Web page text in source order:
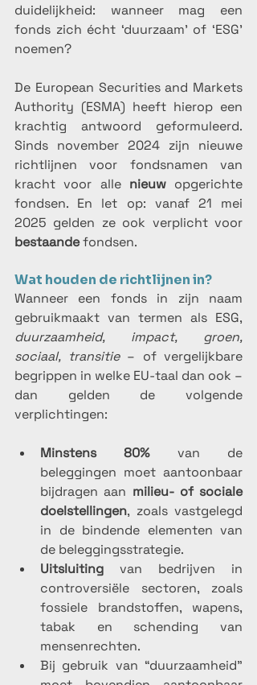
duidelijkheid: wanneer mag een
fonds zich écht ‘duurzaam’ of ‘ESG’
noemen?
De European Securities and Markets
Authority (ESMA) heeft hierop een
krachtig antwoord geformuleerd.
Sinds november 2024 zijn nieuwe
richtlijnen voor fondsnamen van
kracht voor alle nieuw opgerichte
fondsen. En let op: vanaf 21 mei
bestaande fondsen.
Wat houden de richtlijnen in?
Wanneer een fonds in zijn naam
duurzaamheid, impact, groen,
sociaal, transitie – of vergelijkbare
begrippen in welke EU-taal dan ook –
dan gelden de volgende
verplichtingen:
Minstens 80% van de
beleggingen moet aantoonbaar
bijdragen aan milieu- of sociale
doelstellingen, zoals vastgelegd
in de bindende elementen van
de beleggingsstrategie.
Uitsluiting van bedrijven in
controversiële sectoren, zoals
fossiele brandstoffen, wapens,
tabak en schending van
mensenrechten.
Bij gebruik van “duurzaamheid”